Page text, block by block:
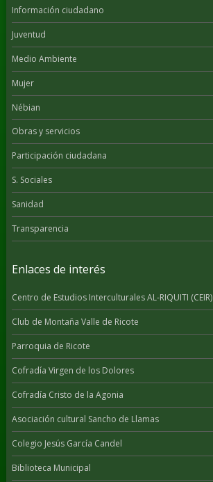
Información ciudadano
Juventud
Medio Ambiente
Mujer
Nébian
Obras y servicios
Participación ciudadana
S. Sociales
Sanidad
Transparencia
Enlaces de interés
Centro de Estudios Interculturales AL-RIQUITI (CEIR)
Club de Montaña Valle de Ricote
Parroquia de Ricote
Cofradía Virgen de los Dolores
Cofradía Cristo de la Agonia
Asociación cultural Sancho de Llamas
Colegio Jesús García Candel
Biblioteca Municipal